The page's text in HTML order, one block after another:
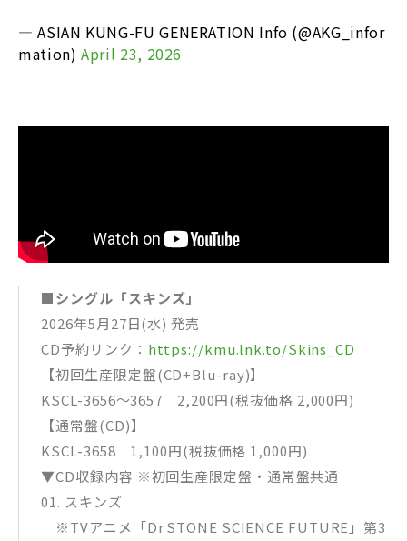
— ASIAN KUNG-FU GENERATION Info (@AKG_infor
mation)April 23, 2026
■シングル「スキンズ」
2026年5月27日(水) 発売
CD予約リンク： https://kmu.lnk.to/Skins_CD
【初回生産限定盤(CD+Blu-ray)】
KSCL-3656〜3657 2,200円(税抜価格 2,000円)
【通常盤(CD)】
KSCL-3658 1,100円(税抜価格 1,000円)
▼CD収録内容 ※初回生産限定盤・通常盤共通
01. スキンズ
※TVアニメ「Dr.STONE SCIENCE FUTURE」第3